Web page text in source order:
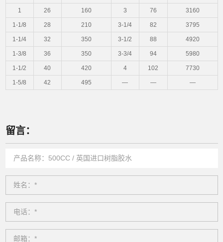
1 26 160 3 76 3160
1-1/8 28 210 3-1/4 82 3795
1-1/4 32 350 3-1/2 88 4920
1-3/8 36 350 3-3/4 94 5980
1-1/2 40 420 4 102 7730
1-5/8 42 495 — — —
留言：